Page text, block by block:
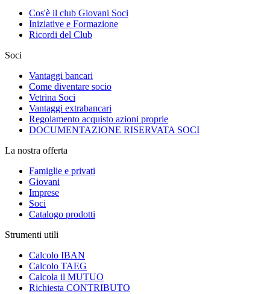
Cos'è il club Giovani Soci
Iniziative e Formazione
Ricordi del Club
Soci
Vantaggi bancari
Come diventare socio
Vetrina Soci
Vantaggi extrabancari
Regolamento acquisto azioni proprie
DOCUMENTAZIONE RISERVATA SOCI
La nostra offerta
Famiglie e privati
Giovani
Imprese
Soci
Catalogo prodotti
Strumenti utili
Calcolo IBAN
Calcolo TAEG
Calcola il MUTUO
Richiesta CONTRIBUTO